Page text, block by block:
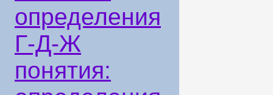
определения
Г-Д-Ж
понятия: